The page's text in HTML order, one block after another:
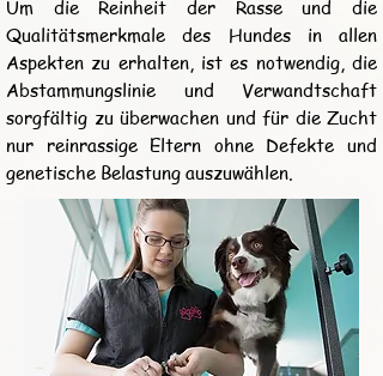
Um die Reinheit der Rasse und die
Qualitätsmerkmale des Hundes in allen
Aspekten zu erhalten, ist es notwendig, die
Abstammungslinie und Verwandtschaft
sorgfältig zu überwachen und für die Zucht
nur reinrassige Eltern ohne Defekte und
genetische Belastung auszuwählen.